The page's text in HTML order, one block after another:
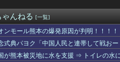
身の画像」を私のスマホに送信してきた
りりぴ」の激痩せダンス動画にファンが
ノ似)の胸ｗｗｗｗｗｗｗｗｗｗｗ
のイベント？
乗り方がわからない奴 ← こいつｗｗ
リブで相手役俳優の手を取りお胸に押
んねる [一覧]
ンモール熊本の爆発原因が判明！！！！
式典パヨク「中国人民と連帯して戦おー
が熊本被災地に水を支援 ⇒ トイレの水